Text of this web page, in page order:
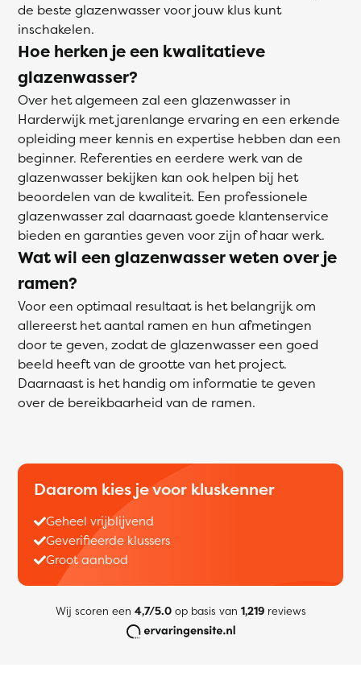
de beste glazenwasser voor jouw klus kunt
inschakelen.
Hoe herken je een kwalitatieve
glazenwasser?
Over het algemeen zal een glazenwasser in
Harderwijk met jarenlange ervaring en een erkende
opleiding meer kennis en expertise hebben dan een
beginner. Referenties en eerdere werk van de
glazenwasser bekijken kan ook helpen bij het
beoordelen van de kwaliteit. Een professionele
glazenwasser zal daarnaast goede klantenservice
bieden en garanties geven voor zijn of haar werk.
Wat wil een glazenwasser weten over je
ramen?
Voor een optimaal resultaat is het belangrijk om
allereerst het aantal ramen en hun afmetingen
door te geven, zodat de glazenwasser een goed
beeld heeft van de grootte van het project.
Daarnaast is het handig om informatie te geven
over de bereikbaarheid van de ramen.
Daarom kies je voor kluskenner
Geheel vrijblijvend
Geverifieerde klussers
Groot aanbod
Wij scoren een 4,7/5.0op basis van 1,219reviews